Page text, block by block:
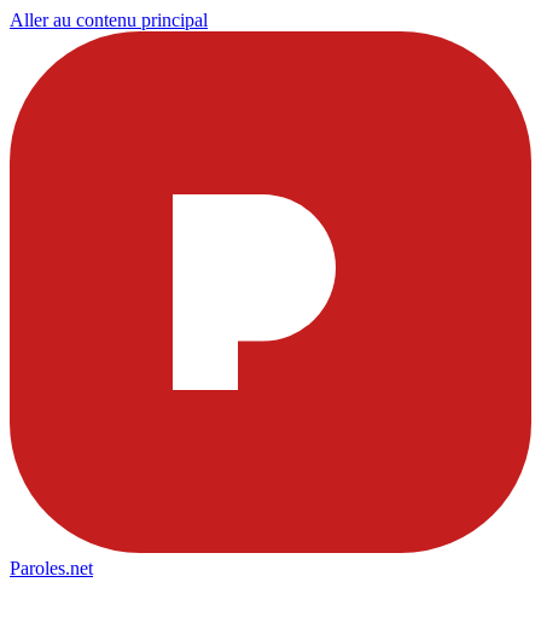
Aller au contenu principal
Paroles.net